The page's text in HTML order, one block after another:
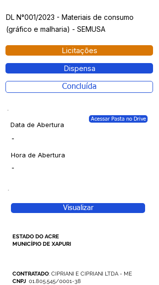
DL N°001/2023 - Materiais de consumo
(gráfico e malharia) - SEMUSA
Licitações
Dispensa
Concluída
Data de Abertura
Acessar Pasta no Drive
-
Hora de Abertura
-
Visualizar
ESTADO DO ACRE
MUNICÍPIO DE XAPURI
CONTRATADO: CIPRIANI E CIPRIANI LTDA - ME
CNPJ 01.805.545/0001-38